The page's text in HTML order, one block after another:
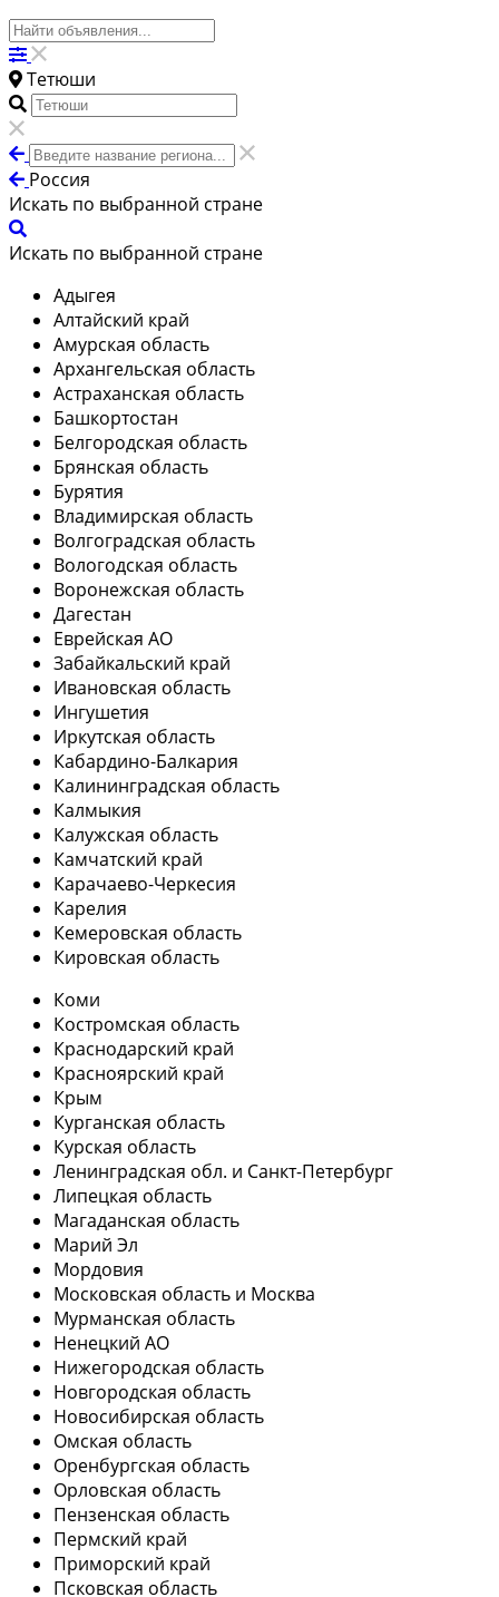
Тетюши
Россия
Искать по выбранной стране
Искать по выбранной стране
Адыгея
Алтайский край
Амурская область
Архангельская область
Астраханская область
Башкортостан
Белгородская область
Брянская область
Бурятия
Владимирская область
Волгоградская область
Вологодская область
Воронежская область
Дагестан
Еврейская АО
Забайкальский край
Ивановская область
Ингушетия
Иркутская область
Кабардино-Балкария
Калининградская область
Калмыкия
Калужская область
Камчатский край
Карачаево-Черкесия
Карелия
Кемеровская область
Кировская область
Коми
Костромская область
Краснодарский край
Красноярский край
Крым
Курганская область
Курская область
Ленинградская обл. и Санкт-Петербург
Липецкая область
Магаданская область
Марий Эл
Мордовия
Московская область и Москва
Мурманская область
Ненецкий АО
Нижегородская область
Новгородская область
Новосибирская область
Омская область
Оренбургская область
Орловская область
Пензенская область
Пермский край
Приморский край
Псковская область